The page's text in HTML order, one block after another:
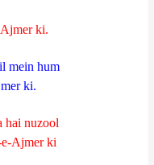
ki.
mein hum
ki.
hai nuzool
Ajmer ki